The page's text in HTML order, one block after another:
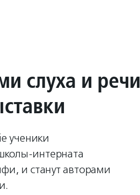
слуха и речи
ученики
интерната
и станут авторами